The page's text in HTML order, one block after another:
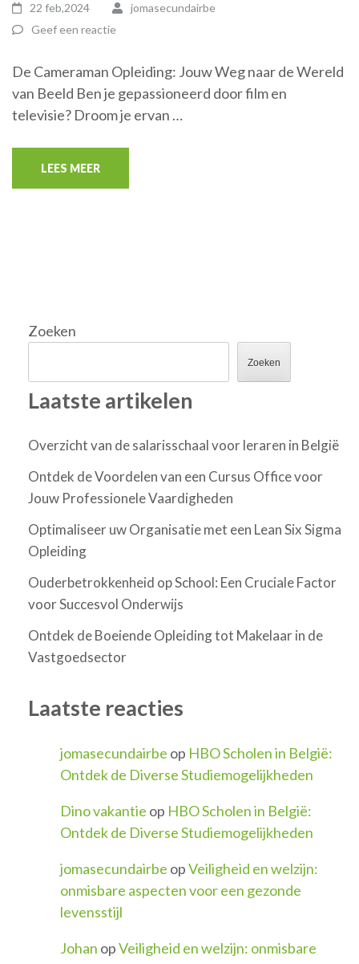
22 feb,2024
jomasecundairbe
Geef een reactie
De Cameraman Opleiding: Jouw Weg naar de Wereld
van Beeld Ben je gepassioneerd door film en
televisie? Droom je ervan …
LEES MEER
Zoeken
Zoeken
Laatste artikelen
Overzicht van de salarisschaal voor leraren in België
Ontdek de Voordelen van een Cursus Office voor
Jouw Professionele Vaardigheden
Optimaliseer uw Organisatie met een Lean Six Sigma
Opleiding
Ouderbetrokkenheid op School: Een Cruciale Factor
voor Succesvol Onderwijs
Ontdek de Boeiende Opleiding tot Makelaar in de
Vastgoedsector
Laatste reacties
jomasecundairbe op HBO Scholen in België:
Ontdek de Diverse Studiemogelijkheden
Dino vakantie op HBO Scholen in België:
Ontdek de Diverse Studiemogelijkheden
jomasecundairbe opVeiligheid en welzijn:
onmisbare aspecten voor een gezonde
levensstijl
Johan opVeiligheid en welzijn: onmisbare